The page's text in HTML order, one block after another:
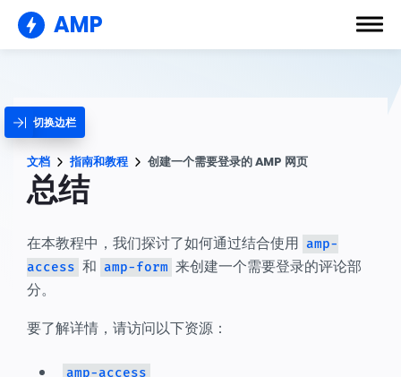
AMP
切换边栏
文档 指南和教程 创建一个需要登录的 AMP 网页
总结
在本教程中，我们探讨了如何通过结合使用 amp-
access 和 amp-form 来创建一个需要登录的评论部
分。
要了解详情，请访问以下资源：
amp-access